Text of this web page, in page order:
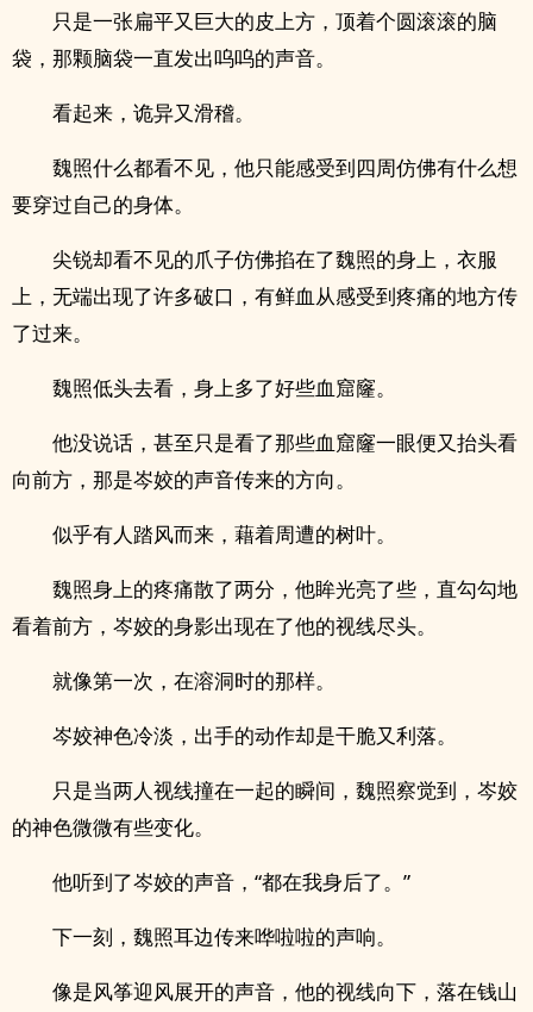
只是一张扁平又巨大的皮上方，顶着个圆滚滚的脑
袋，那颗脑袋一直发出呜呜的声音。
看起来，诡异又滑稽。
魏照什么都看不见，他只能感受到四周仿佛有什么想
要穿过自己的身体。
尖锐却看不见的爪子仿佛掐在了魏照的身上，衣服
上，无端出现了许多破口，有鲜血从感受到疼痛的地方传
了过来。
魏照低头去看，身上多了好些血窟窿。
他没说话，甚至只是看了那些血窟窿一眼便又抬头看
向前方，那是岑姣的声音传来的方向。
似乎有人踏风而来，藉着周遭的树叶。
魏照身上的疼痛散了两分，他眸光亮了些，直勾勾地
看着前方，岑姣的身影出现在了他的视线尽头。
就像第一次，在溶洞时的那样。
岑姣神色冷淡，出手的动作却是干脆又利落。
只是当两人视线撞在一起的瞬间，魏照察觉到，岑姣
的神色微微有些变化。
他听到了岑姣的声音，“都在我身后了。”
下一刻，魏照耳边传来哗啦啦的声响。
像是风筝迎风展开的声音，他的视线向下，落在钱山